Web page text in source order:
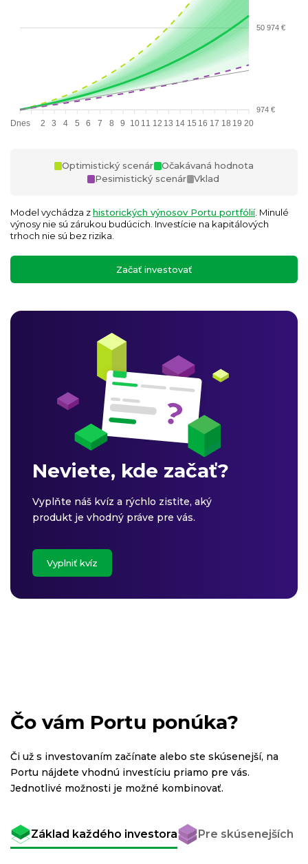
50 974 €
974 €
Dnes 2 3 4 5 6 7 8 9 10 11 12 13 14 15 16 17 18 19 20
Optimistický scenár
Očakávaná hodnota
Pesimistický scenár
Vklad
Model vychádza zhistorických výnosov Portu portfólií. Minulé
výnosy nie sú zárukou budúcich. Investície na kapitálových
trhoch nie sú bez rizika.
Začať investovať
Neviete, kde začať?
Vyplňte náš kvíz a rýchlo zistite, aký
produkt je vhodný práve pre vás.
Vyplniť kvíz
Čo vám Portu ponúka?
Či už s investovaním začínate alebo ste skúsenejší, na
Portu nájdete vhodnú investíciu priamo pre vás.
Jednotlivé možnosti je možné kombinovať.
Základ každého investora Pre skúsenejších